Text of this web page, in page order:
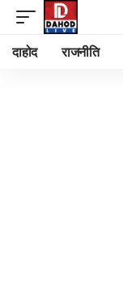
दाहोद राजनीति